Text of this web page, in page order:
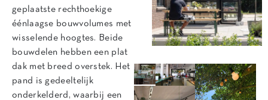
geplaatste rechthoekige
éénlaagse bouwvolumes met
wisselende hoogtes. Beide
bouwdelen hebben een plat
dak met breed overstek. Het
pand is gedeeltelijk
onderkelderd, waarbij een